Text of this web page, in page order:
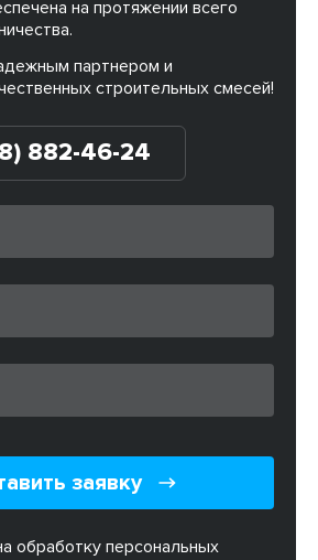
на протяжении всего
партнером и
строительных смесей!
882-46-24
заявку
обработку персональных